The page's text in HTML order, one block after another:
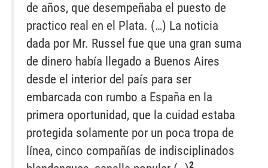
de años, que desempeñaba el puesto de
practico real en el Plata. (…) La noticia
dada por Mr. Russel fue que una gran suma
de dinero había llegado a Buenos Aires
desde el interior del país para ser
embarcada con rumbo a España en la
primera oportunidad, que la cuidad estaba
protegida solamente por un poca tropa de
línea, cinco compañías de indisciplinados
2